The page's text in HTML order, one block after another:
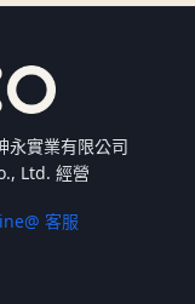
實業有限公司
Ltd. 經營
客服